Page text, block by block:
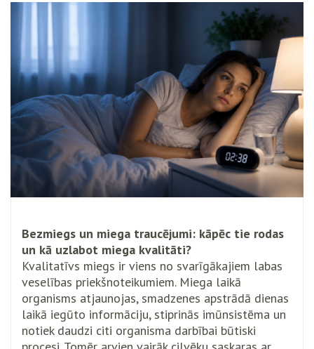
Bezmiegs un miega traucējumi: kāpēc tie rodas
un kā uzlabot miega kvalitāti?
Kvalitatīvs miegs ir viens no svarīgākajiem labas
veselības priekšnoteikumiem. Miega laikā
organisms atjaunojas, smadzenes apstrādā dienas
laikā iegūto informāciju, stiprinās imūnsistēma un
notiek daudzi citi organisma darbībai būtiski